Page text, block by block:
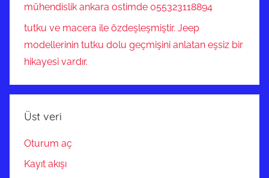
mühendislik ankara ostimde 055323118894
tutku ve macera ile özdeşleşmiştir. Jeep
modellerinin tutku dolu geçmişini anlatan eşsiz bir
hikayesi vardır.
Üst veri
Oturum aç
Kayıt akışı